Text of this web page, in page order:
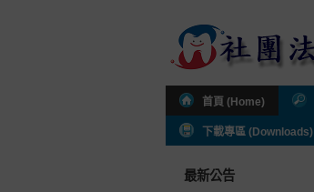
首頁 (Home)
下載專區 (Downloads)
最新公告